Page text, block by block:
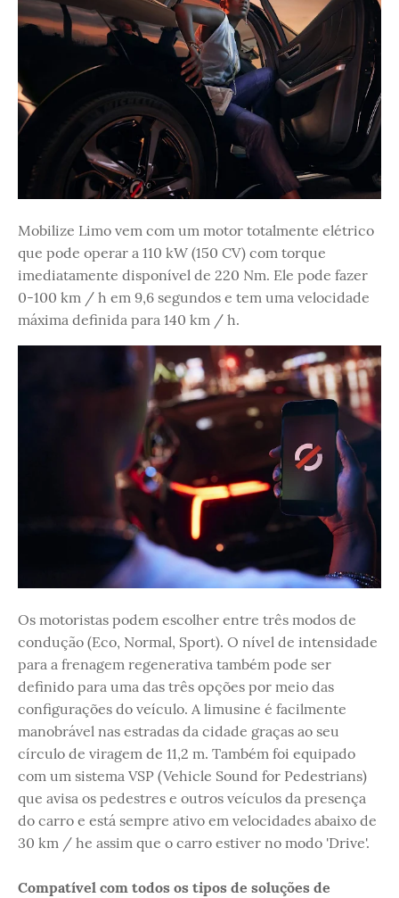
Mobilize Limo vem com um motor totalmente elétrico
que pode operar a 110 kW (150 CV) com torque
imediatamente disponível de 220 Nm. Ele pode fazer
0-100 km / h em 9,6 segundos e tem uma velocidade
máxima definida para 140 km / h.
Os motoristas podem escolher entre três modos de
condução (Eco, Normal, Sport). O nível de intensidade
para a frenagem regenerativa também pode ser
definido para uma das três opções por meio das
configurações do veículo. A limusine é facilmente
manobrável nas estradas da cidade graças ao seu
círculo de viragem de 11,2 m. Também foi equipado
com um sistema VSP (Vehicle Sound for Pedestrians)
que avisa os pedestres e outros veículos da presença
do carro e está sempre ativo em velocidades abaixo de
30 km / he assim que o carro estiver no modo 'Drive'.
Compatível com todos os tipos de soluções de